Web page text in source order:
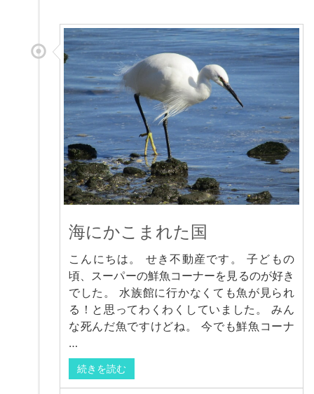
海にかこまれた国
こんにちは。 せき不動産です。 子どもの
頃、スーパーの鮮魚コーナーを見るのが好き
でした。 水族館に行かなくても魚が見られ
る！と思ってわくわくしていました。 みん
な死んだ魚ですけどね。 今でも鮮魚コーナ
…
続きを読む